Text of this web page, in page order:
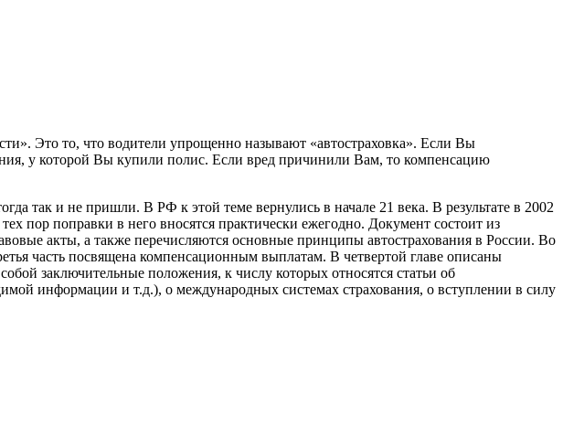
Это то, что водители упрощенно называют «автостраховка». Если Вы
у которой Вы купили полис. Если вред причинили Вам, то компенсацию
так и не пришли. В РФ к этой теме вернулись в начале 21 века. В результате в 2002
пор поправки в него вносятся практически ежегодно. Документ состоит из
акты, а также перечисляются основные принципы автострахования в России. Во
часть посвящена компенсационным выплатам. В четвертой главе описаны
заключительные положения, к числу которых относятся статьи об
информации и т.д.), о международных системах страхования, о вступлении в силу